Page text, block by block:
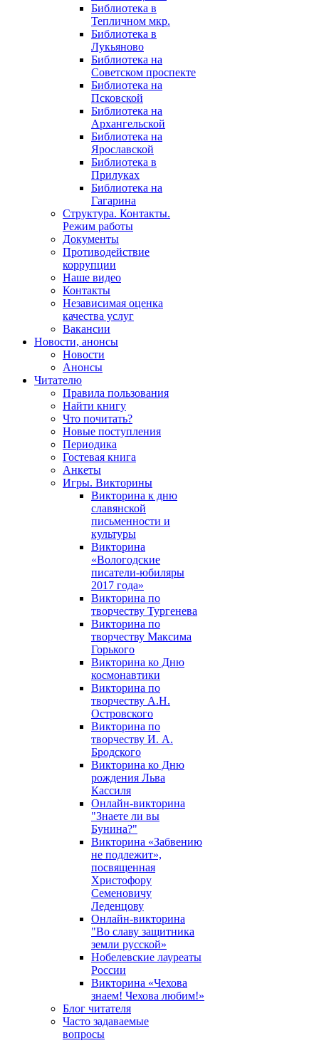
Библиотека в
Тепличном мкр.
Библиотека в
Лукьяново
Библиотека на
Советском проспекте
Библиотека на
Псковской
Библиотека на
Архангельской
Библиотека на
Ярославской
Библиотека в
Прилуках
Библиотека на
Гагарина
Структура. Контакты.
Режим работы
Документы
Противодействие
коррупции
Наше видео
Контакты
Независимая оценка
качества услуг
Вакансии
Новости, анонсы
Новости
Анонсы
Читателю
Правила пользования
Найти книгу
Что почитать?
Новые поступления
Периодика
Гостевая книга
Анкеты
Игры. Викторины
Викторина к дню
славянской
письменности и
культуры
Викторина
«Вологодские
писатели-юбиляры
2017 года»
Викторина по
творчеству Тургенева
Викторина по
творчеству Максима
Горького
Викторина ко Дню
космонавтики
Викторина по
творчеству А.Н.
Островского
Викторина по
творчеству И. А.
Бродского
Викторина ко Дню
рождения Льва
Кассиля
Онлайн-викторина
"Знаете ли вы
Бунина?"
Викторина «Забвению
не подлежит»,
посвященная
Христофору
Семеновичу
Леденцову
Онлайн-викторина
"Во славу защитника
земли русской»
Нобелевские лауреаты
России
Викторина «Чехова
знаем! Чехова любим!»
Блог читателя
Часто задаваемые
вопросы